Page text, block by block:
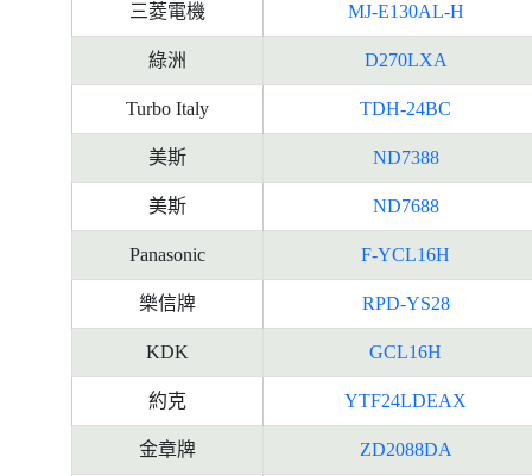
三菱電機 MJ-E130AL-H
綠洲 D270LXA
Turbo Italy TDH-24BC
美斯 ND7388
美斯 ND7688
Panasonic F-YCL16H
樂信牌 RPD-YS28
KDK GCL16H
約克 YTF24LDEAX
金章牌 ZD2088DA